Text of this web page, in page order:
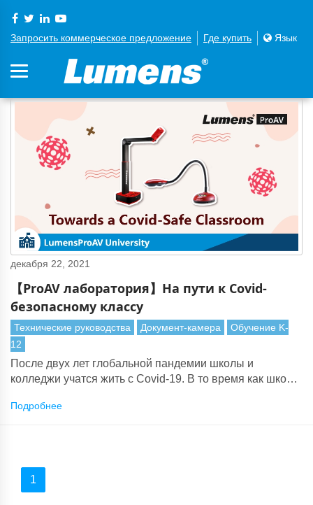
Запросить коммерческое предложение Где купить Язык
декабря 22, 2021
【ProAV лаборатория】На пути к Covid-
безопасному классу
Технические руководства Документ-камера
Обучение K-
12
После двух лет глобальной пандемии школы и
колледжи учатся жить с Covid-19. В то время как школы
только для детей ключевых работников, большинство
Подробнее
1